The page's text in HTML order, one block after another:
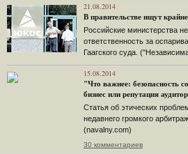
21.08.2014
В правительстве ищут
Российские министерства
ответственность за
Гаагского суда.
15.08.2014
"Что важнее: безопасность
бизнес или репутация
Статья об этических
недавнего громкого
(navalny.com)
30 комментариев